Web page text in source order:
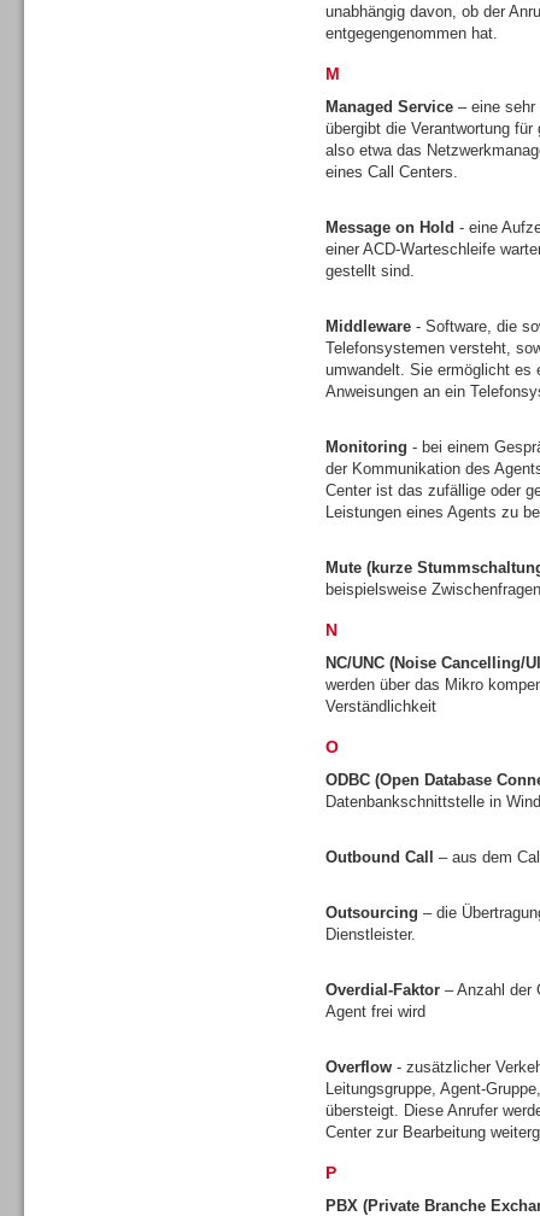
unabhängig davon, ob der
entgegengenommen hat.
M
Managed Service – eine sehr
übergibt die Verantwortung
also etwa das
eines Call Centers.
Message on Hold - eine
einer ACD-Warteschleife
gestellt sind.
Middleware - Software, die
Telefonsystemen versteht,
umwandelt. Sie ermöglicht es
Anweisungen an ein
Monitoring - bei einem
der Kommunikation des
Center ist das zufällige oder
Leistungen eines Agents zu
Mute (kurze
beispielsweise
N
NC/UNC (Noise Cancelling/
werden über das Mikro
Verständlichkeit
O
ODBC (Open Database
Datenbankschnittstelle in
Outbound Call – aus dem
Outsourcing – die
Dienstleister.
Overdial-Faktor – Anzahl der
Agent frei wird
Overflow - zusätzlicher
Leitungsgruppe, Agent-
übersteigt. Diese Anrufer
Center zur Bearbeitung
P
PBX (Private Branche